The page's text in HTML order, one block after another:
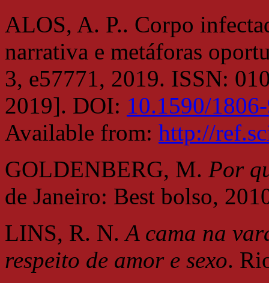
ALOS, A. P.. Corpo
narrativa e metáforas
3, e57771, 2019. ISSN:
2019]. DOI: 10.1590/
Available from: http://
GOLDENBERG, M. Por
de Janeiro: Best bolso,
LINS, R. N.A cama na
respeito de amor e sexo.